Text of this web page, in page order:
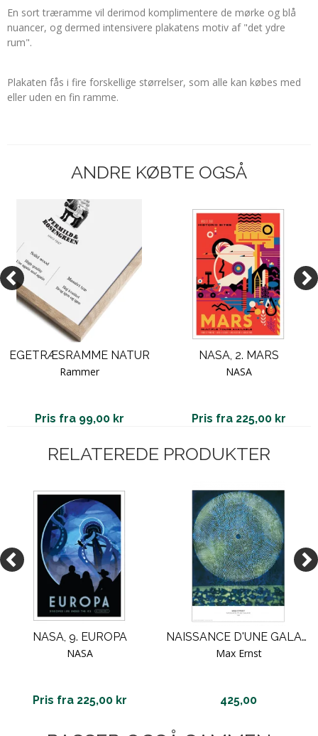
En sort træramme vil derimod komplimentere de mørke og blå
nuancer, og dermed intensivere plakatens motiv af "det ydre
rum".
Plakaten fås i fire forskellige størrelser, som alle kan købes med
eller uden en fin ramme.
ANDRE KØBTE OGSÅ
EGETRÆSRAMME NATUR
Rammer
Pris fra 99,00 kr
NASA, 2. MARS
NASA
Pris fra 225,00 kr
RELATEREDE PRODUKTER
NASA, 9. EUROPA
NASA
Pris fra 225,00 kr
NAISSANCE D'UNE GALAXIE, 1969 (THE MOON).
Max Ernst
425,00